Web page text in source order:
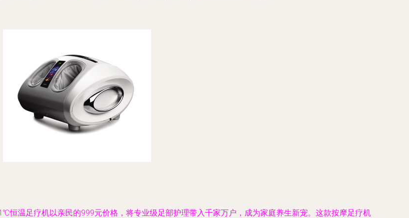
恒温足疗机以亲民的999元价格，将专业级足部护理带入千家万户，成为家庭养生新宠。这款按摩足疗机